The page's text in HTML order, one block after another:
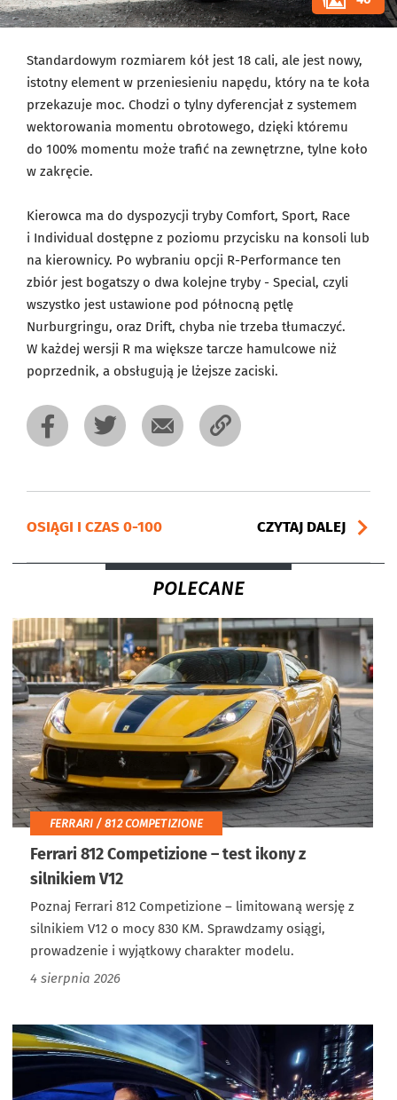
Standardowym rozmiarem kół jest 18 cali, ale jest nowy,
istotny element w przeniesieniu napędu, który na te koła
przekazuje moc. Chodzi o tylny dyferencjał z systemem
wektorowania momentu obrotowego, dzięki któremu
do 100% momentu może trafić na zewnętrzne, tylne koło
w zakręcie.
Kierowca ma do dyspozycji tryby Comfort, Sport, Race
i Individual dostępne z poziomu przycisku na konsoli lub
na kierownicy. Po wybraniu opcji R-Performance ten
zbiór jest bogatszy o dwa kolejne tryby - Special, czyli
wszystko jest ustawione pod północną pętlę
Nurburgringu, oraz Drift, chyba nie trzeba tłumaczyć.
W każdej wersji R ma większe tarcze hamulcowe niż
poprzednik, a obsługują je lżejsze zaciski.
OSIĄGI I CZAS 0-100 CZYTAJ DALEJ
POLECANE
FERRARI / 812 COMPETIZIONE
Ferrari 812 Competizione – test ikony z
silnikiem V12
Poznaj Ferrari 812 Competizione – limitowaną wersję z
silnikiem V12 o mocy 830 KM. Sprawdzamy osiągi,
prowadzenie i wyjątkowy charakter modelu.
4 sierpnia 2026